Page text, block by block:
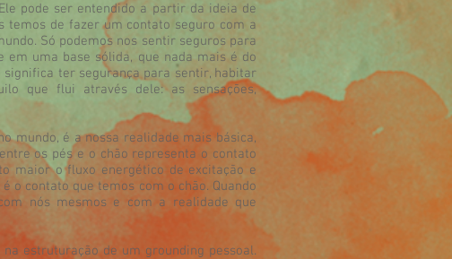
pode ser entendido a partir da ideia de
temos de fazer um contato seguro com a
Só podemos nos sentir seguros para
uma base sólida, que nada mais é do
ter segurança para sentir, habitar
que flui através dele: as sensações,
mundo, é a nossa realidade mais básica,
os pés e o chão representa o contato
maior o fluxo energético de excitação e
o contato que temos com o chão. Quando
nós mesmos e com a realidade que
estruturação de um grounding pessoal.